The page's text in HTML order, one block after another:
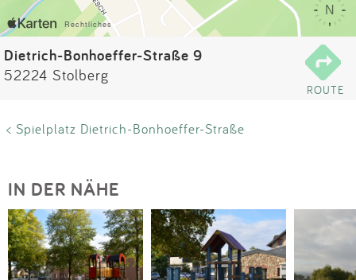
Anmelden
Dietrich-Bonhoeffer-Straße 9
52224 Stolberg
ROUTE
< Spielplatz Dietrich-Bonhoeffer-Straße
IN DER NÄHE